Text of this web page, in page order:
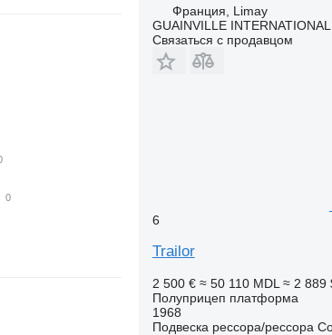
Франция, Limay
GUAINVILLE INTERNATIONAL
Связаться с продавцом
6
Trailor
2 500 € ≈ 50 110 MDL ≈ 2 889
Полуприцеп платформа
1968
Подвеска рессора/рессора